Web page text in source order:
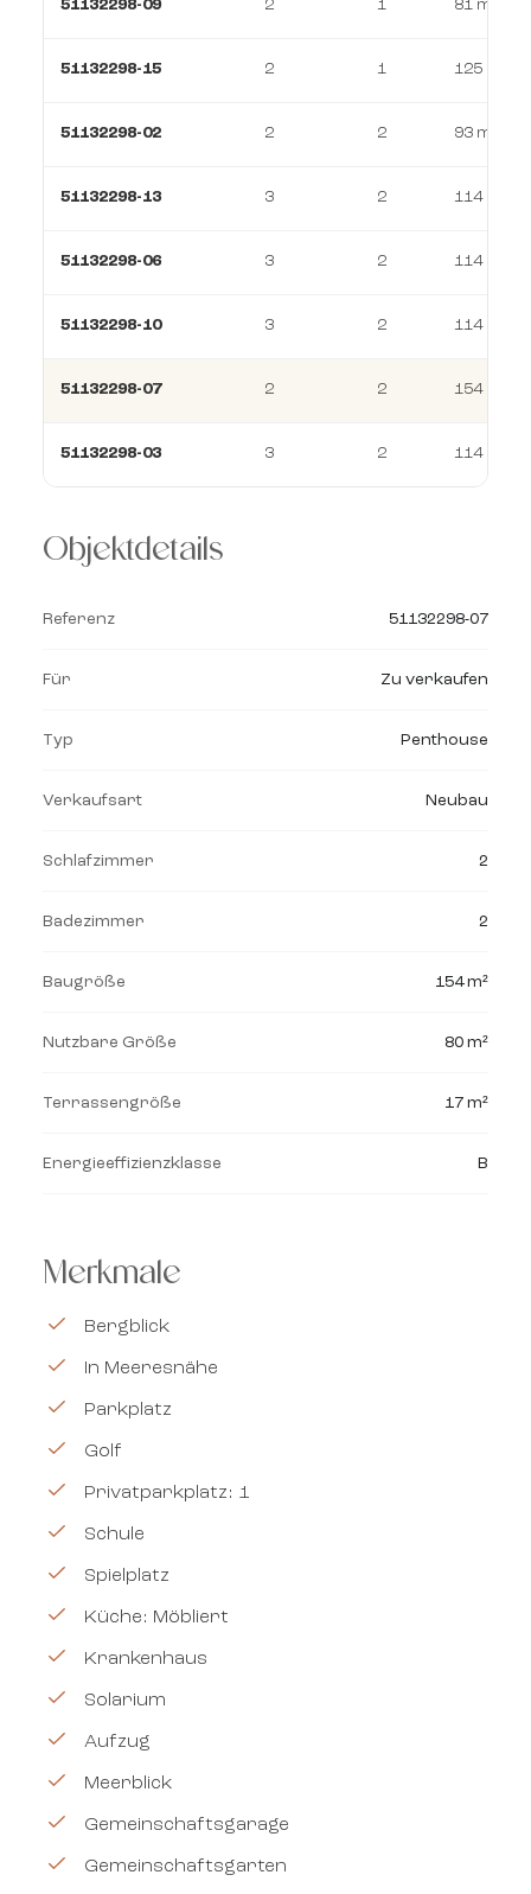
51132298-09 2 1 81 m²
51132298-15 2 1 125 m²
51132298-02 2 2 93 m²
51132298-13 3 2 114 m²
51132298-06 3 2 114 m²
51132298-10 3 2 114 m²
51132298-07 2 2 154 m²
51132298-03 3 2 114 m²
Objektdetails
Referenz 51132298-07
Für Zu verkaufen
Typ Penthouse
Verkaufsart Neubau
Schlafzimmer 2
Badezimmer 2
Baugröße 154 m²
Nutzbare Größe 80 m²
Terrassengröße 17 m²
Energieeffizienzklasse B
Merkmale
Bergblick
In Meeresnähe
Parkplatz
Golf
Privatparkplatz: 1
Schule
Spielplatz
Küche: Möbliert
Krankenhaus
Solarium
Aufzug
Meerblick
Gemeinschaftsgarage
Gemeinschaftsgarten